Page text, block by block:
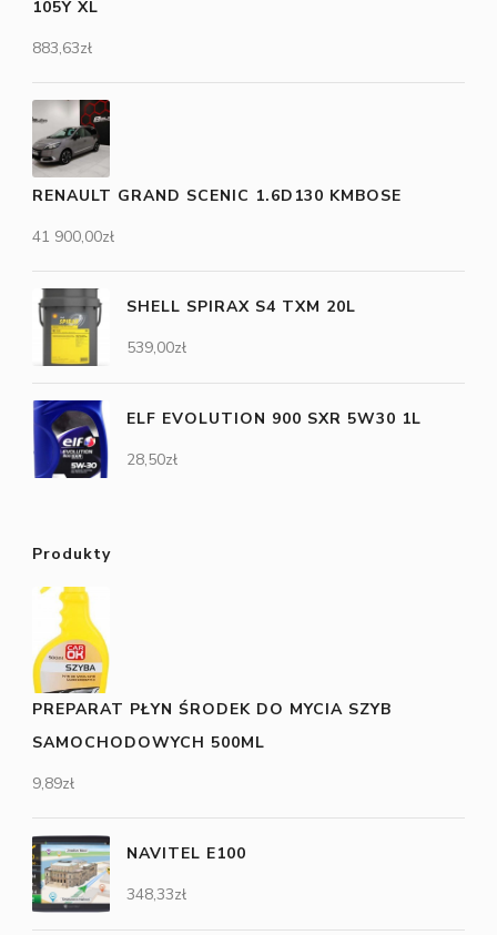
105Y XL
883,63zł
RENAULT GRAND SCENIC 1.6D130 KMBOSE
41 900,00zł
SHELL SPIRAX S4 TXM 20L
539,00zł
ELF EVOLUTION 900 SXR 5W30 1L
28,50zł
Produkty
PREPARAT PŁYN ŚRODEK DO MYCIA SZYB
SAMOCHODOWYCH 500ML
9,89zł
NAVITEL E100
348,33zł